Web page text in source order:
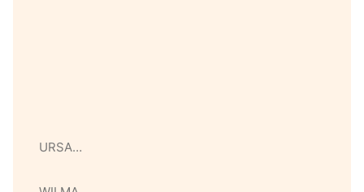
URSA…